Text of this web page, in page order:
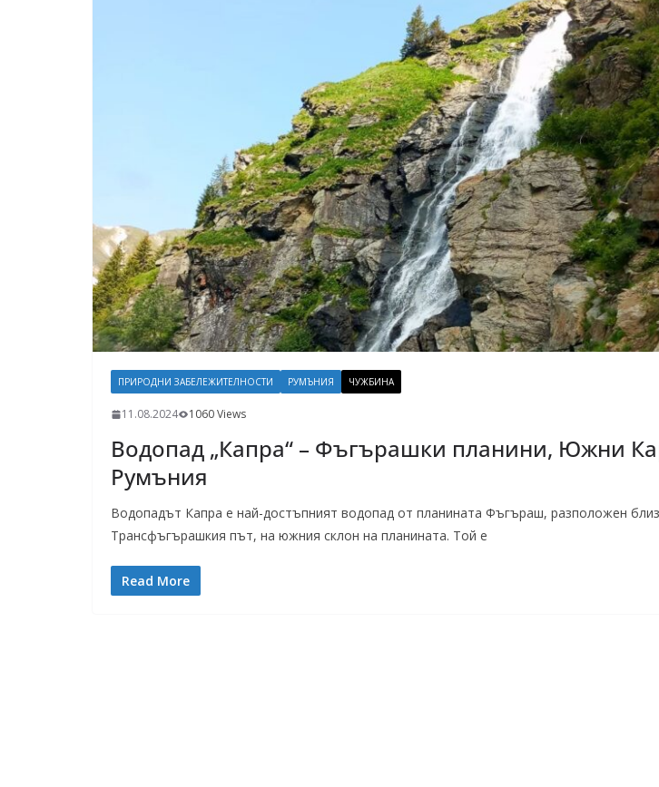
ПРИРОДНИ ЗАБЕЛЕЖИТЕЛНОСТИ РУМЪНИЯ ЧУЖБИНА
11.08.2024 1060 Views
Водопад „Капра“ – Фъгърашки планини, Южни
Румъния
Водопадът Капра е най-достъпният водопад от планината Фъгъраш, разположен
Трансфъгърашкия път, на южния склон на планината. Той е
Read More